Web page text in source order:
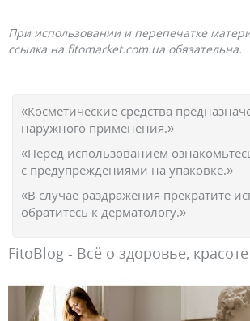
При использовании и перепечатке
ссылка на fitomarket.com.ua обязательна.
«Косметические средства
наружного применения.»
«Перед использованием
с предупреждениями на упаковке.»
«В случае раздражения прекратите
обратитесь к дерматологу.»
FitoBlog - Всё о здоровье,